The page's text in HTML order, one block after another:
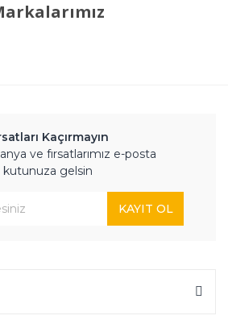
Kaçırmayın
ve fırsatlarımız e-posta
kutunuza gelsin
KAYIT OL